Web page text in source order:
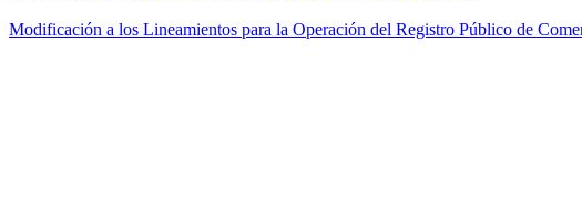
Modificación a los Lineamientos para la Operación del Registro Público de